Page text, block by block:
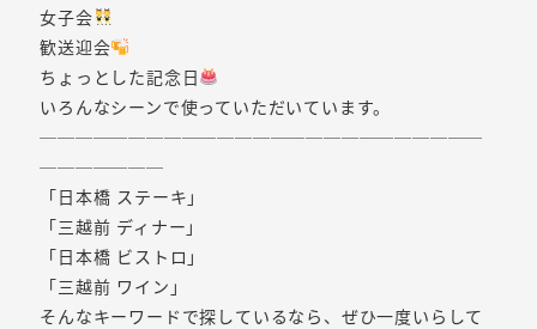
女子会
歓送迎会
ちょっとした記念日
いろんなシーンで使っていただいています。
─────────────────────────
───────
「日本橋 ステーキ」
「三越前 ディナー」
「日本橋 ビストロ」
「三越前 ワイン」
そんなキーワードで探しているなら、ぜひ一度いらして